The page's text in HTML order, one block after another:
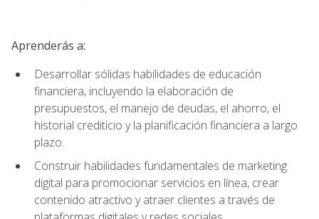
Aprenderás a:
Desarrollar sólidas habilidades de educación
financiera, incluyendo la elaboración de
presupuestos, el manejo de deudas, el ahorro, el
historial crediticio y la planificación financiera a largo
plazo.
Construir habilidades fundamentales de marketing
digital para promocionar servicios en línea, crear
contenido atractivo y atraer clientes a través de